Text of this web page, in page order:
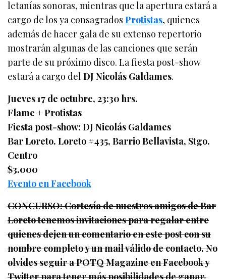
letanías sonoras, mientras que la apertura estará a
cargo de los ya consagradosProtistas, quienes
además de hacer gala de su extenso repertorio
mostrarán algunas de las canciones que serán
parte de su próximo disco. La fiesta post-show
estará a cargo delDJ Nicolás Galdames.
Jueves 17 de octubre, 23:30 hrs.
Flame + Protistas
Fiesta post-show: DJ Nicolás Galdames
Bar Loreto. Loreto #435, Barrio Bellavista, Stgo.
Centro
$3.000
Evento en Facebook
CONCURSO: Cortesía de nuestros amigos de Bar
Loreto tenemos invitaciones para regalar entre
quienes dejen un comentario en este post con su
nombre completo y un mail válido de contacto. No
olvides seguir a POTQ Magazine en Facebook y
Twitter para tener más posibilidades de ganar.